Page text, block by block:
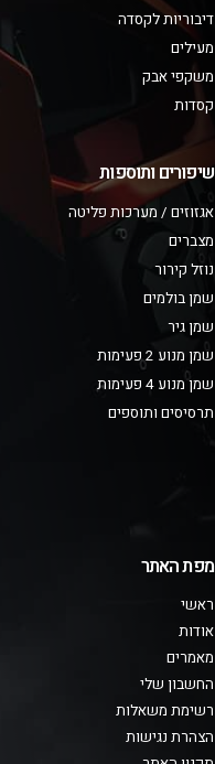
דיבוריות לקסדה
מעילים
משקפי אבק
קסדות
שיפורים ותוספות
אגזוזים / מערכות פליטה
מצברים
נוזל קירור
שמן בולמים
שמן גיר
שמן מנוע 2 פעימות
שמן מנוע 4 פעימות
תרסיסים ותוספים
מפת האתר
ראשי
אודות
מאמרים
החשבון שלי
רשימת משאלות
הצהרת נגישות